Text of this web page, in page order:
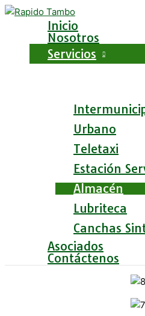
Ir
Inicio
Nosotros
Servicios
Urbano
Teletaxi
Estación
Almacén
Lubriteca
Canchas
Asociados
Contáctenos